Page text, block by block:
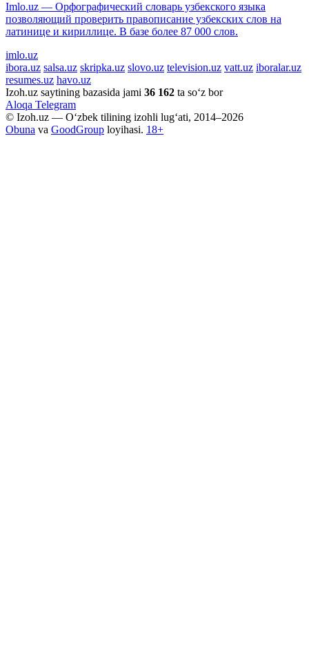
Imlo.uz — Орфографический словарь узбекского языка
позволяющий проверить правописание узбекских слов на
латинице и кириллице. В базе более 87 000 слов.
imlo.uz
ibora.uz salsa.uz skripka.uz slovo.uz television.uz vatt.uz iboralar.uz
resumes.uz havo.uz
Izoh.uz saytining bazasida jami 36 162 ta so‘z bor
Aloqa Telegram
© Izoh.uz — O‘zbek tilining izohli lug‘ati, 2014–2026
Obuna va GoodGroup loyihasi. 18+